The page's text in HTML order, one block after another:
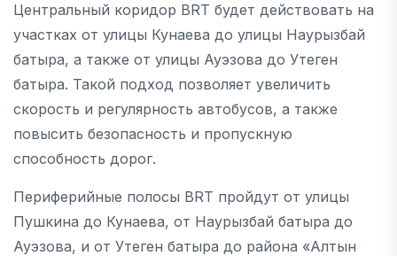
Центральный коридор BRT будет действовать на
участках от улицы Кунаева до улицы Наурызбай
батыра, а также от улицы Ауэзова до Утеген
батыра. Такой подход позволяет увеличить
скорость и регулярность автобусов, а также
повысить безопасность и пропускную
способность дорог.
Периферийные полосы BRT пройдут от улицы
Пушкина до Кунаева, от Наурызбай батыра до
Ауэзова, и от Утеген батыра до района «Алтын